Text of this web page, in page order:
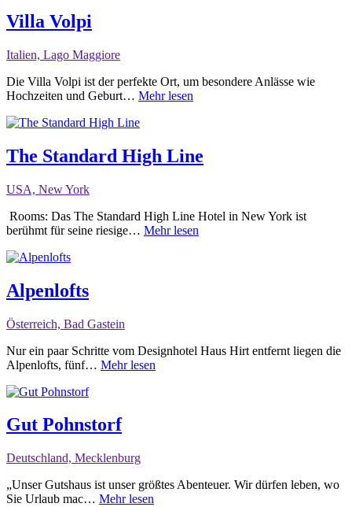
Villa Volpi
Italien, Lago Maggiore
Die Villa Volpi ist der perfekte Ort, um besondere Anlässe wie
Hochzeiten und Geburt… Mehr lesen
The Standard High Line
USA, New York
Rooms: Das The Standard High Line Hotel in New York ist
berühmt für seine riesige… Mehr lesen
Alpenlofts
Österreich, Bad Gastein
Nur ein paar Schritte vom Designhotel Haus Hirt entfernt liegen die
Alpenlofts, fünf… Mehr lesen
Gut Pohnstorf
Deutschland, Mecklenburg
„Unser Gutshaus ist unser größtes Abenteuer. Wir dürfen leben, wo
Sie Urlaub mac… Mehr lesen